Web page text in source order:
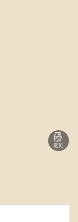
意见